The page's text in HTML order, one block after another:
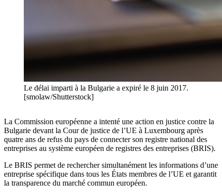
Le délai imparti à la Bulgarie a expiré le 8 juin 2017.
[smolaw/Shutterstock]
La Commission européenne a intenté une action en justice contre la
Bulgarie devant la Cour de justice de l’UE à Luxembourg après
quatre ans de refus du pays de connecter son registre national des
entreprises au système européen de registres des entreprises (BRIS).
Le BRIS permet de rechercher simultanément les informations d’une
entreprise spécifique dans tous les États membres de l’UE et garantit
la transparence du marché commun européen.